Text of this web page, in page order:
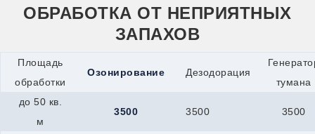
Междуреченск
Прокопьевск
Юрга
Лабинск
Ломоносов
ОБРАБОТКА ОТ НЕПРИЯТНЫХ
ЗАПАХОВ
Площадь
обработки
Озонирование Дезодорация
тумана
до 50 кв.
м
3500 3500 3500